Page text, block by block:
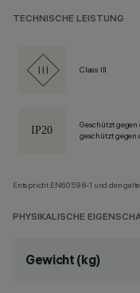
TECHNISCHE LEISTUNG
Class III
Geschützt gegen
geschützt gegen
Entspricht EN60598-1 und den
PHYSIKALISCHE
Gewicht (kg)